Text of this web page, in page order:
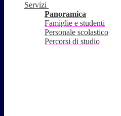
Servizi
Panoramica
Famiglie e studenti
Personale scolastico
Percorsi di studio